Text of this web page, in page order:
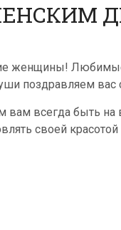
женщины!
поздравляем вас
вам всегда быть на
своей